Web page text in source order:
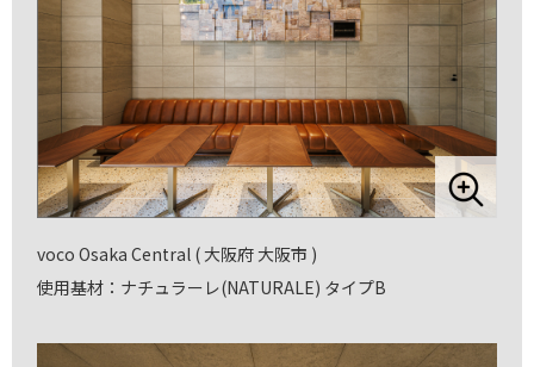
voco Osaka Central ( 大阪府 大阪市 )
使用基材：ナチュラーレ(NATURALE) タイプB